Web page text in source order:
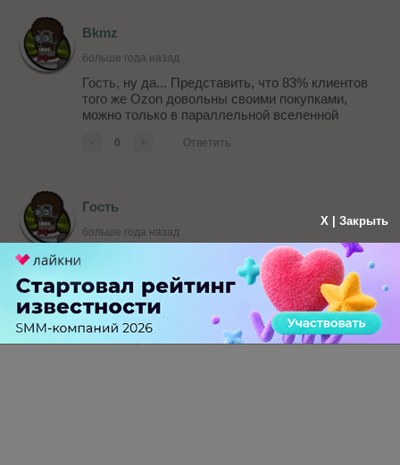
Bkmz
больше года назад
Гость, ну да... Представить, что 83% клиентов
того же Ozon довольны своими покупками,
можно только в параллельной вселенной
0 Ответить
Гость
больше года назад
>> американских пользователей офлайн и
онлайн-магазинов
полезно для тех кто работает для буржунета :)
для остальных в виде общего обзора, каково
оно там :) Спасибо за статью
X | Закрыть